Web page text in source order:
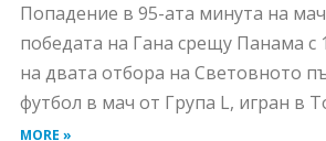
Попадение в 95-ата минута на
победата на Гана срещу Панама с
на двата отбора на Световното
футбол в мач от Група L, игран в
MORE »